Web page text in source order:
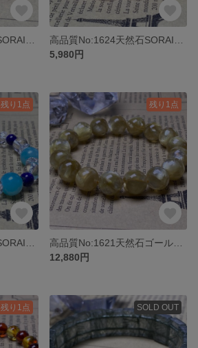
5,980円
残り1点 残り1点
12,880円
残り1点 SOLD OUT